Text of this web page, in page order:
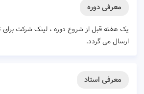
معرفی دوره
یک هفته قبل از شروع دوره ، لینک شرکت برای
ارسال می گردد.
معرفی استاد